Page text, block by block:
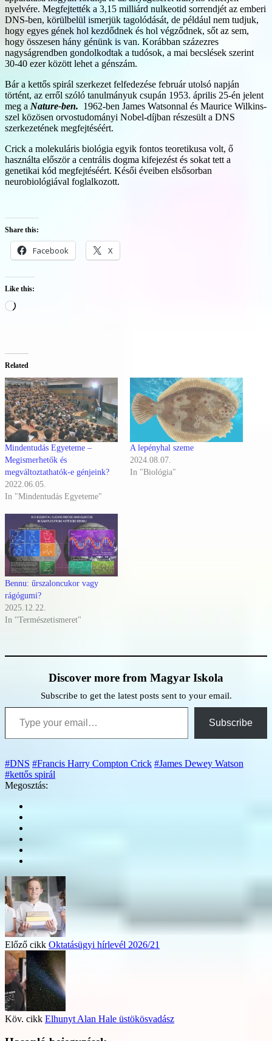
nyelvére. Megfejtették a 3,15 milliárd nulkeotid sorrendjét az emberi
DNS-ben, körülbelül ismerjük tagolódását, de például nem tudjuk,
hogy egyes gének hol kezdődnek és hol végződnek, sőt az sem,
hogy összesen hány génünk is van. Korábban százezres
nagyságrendben gondolkodtak a tudósok, a mai becslések szerint
30-40 ezer között lehet a génszám.
Bár a kettős spirál szerkezet felfedezése február utolsó napján
történt, az erről szóló tanulmányuk csupán 1953. április 25-én jelent
meg a Nature-ben. 1962-ben James Watsonnal és Maurice Wilkins-
szel közösen orvostudományi Nobel-díjban részesült a DNS
szerkezetének megfejtéséért.
Crick a molekuláris biológia egyik fontos teoretikusa volt, ő
használta először a centrális dogma kifejezést és sokat tett a
genetikai kód megfejtéséért. Késői éveiben elsősorban
neurobiológiával foglalkozott.
Share this:
Facebook X
Like this:
Loading…
Related
Mindentudás Egyeteme –
Megismerhetők és
megváltoztathatók-e génjeink?
2022.06.05.
In "Mindentudás Egyeteme"
A lepényhal szeme
2024.08.07.
In "Biológia"
Bennu: űrszaloncukor vagy
rágógumi?
2025.12.22.
In "Természetismeret"
Discover more from Magyar Iskola
Subscribe to get the latest posts sent to your email.
Type your email…
Subscribe
#DNS #Francis Harry Compton Crick #James Dewey Watson
#kettős spirál
Megosztás:
Előző cikk Oktatásügyi hírlevél 2026/21
Köv. cikk Elhunyt Alan Hale üstökösvadász